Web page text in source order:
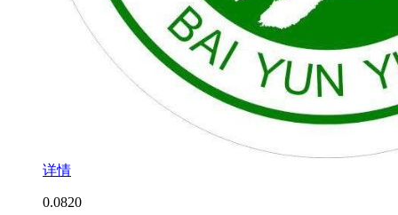
详情
0.0820